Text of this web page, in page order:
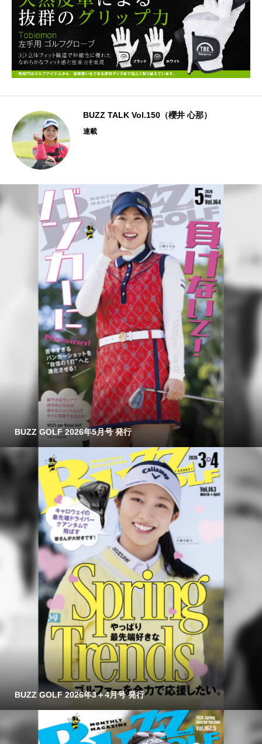
BUZZ TALK Vol.150（櫻井 心那）
連載
BUZZ GOLF 2026年5月号 発行
BUZZ GOLF 2026年3＋4月号 発行